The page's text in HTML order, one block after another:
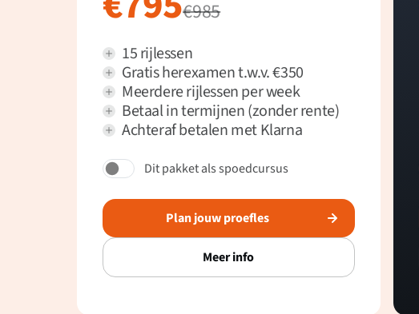
€985
15 rijlessen
Gratis herexamen t.w.v. €350
Meerdere rijlessen per week
Betaal in termijnen (zonder rente)
Achteraf betalen met Klarna
Dit pakket als spoedcursus
Plan jouw proefles
Meer info